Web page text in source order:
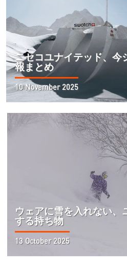
ニセコユナイテッド、今
報まとめ
10 November 2025
ウェアに雪を入れない、
する持ち物
13 October 2025